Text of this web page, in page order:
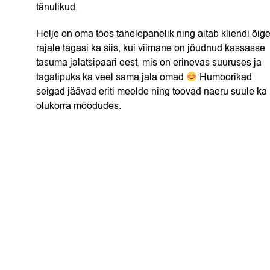
tänulikud.
Helje on oma töös tähelepanelik ning aitab kliendi
rajale tagasi ka siis, kui viimane on jõudnud kassasse
tasuma jalatsipaari eest, mis on erinevas suuruses ja
tagatipuks ka veel sama jala omad
Humoorikad
seigad jäävad eriti meelde ning toovad naeru suule ka
olukorra möödudes.